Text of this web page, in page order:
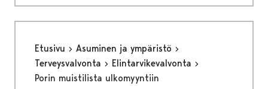
Etusivu
Asuminen ja ympäristö
Terveysvalvonta
Elintarvikevalvonta
Porin muistilista ulkomyyntiin